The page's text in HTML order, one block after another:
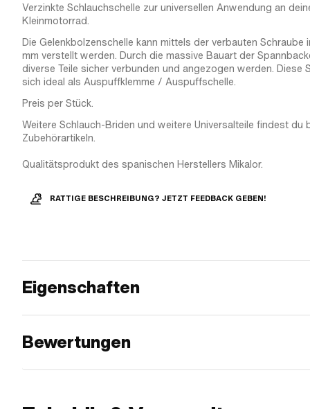
Verzinkte Schlauchschelle zur universellen Anwendung an
Kleinmotorrad.
Die Gelenkbolzenschelle kann mittels der verbauten Schraube
mm verstellt werden. Durch die massive Bauart der
diverse Teile sicher verbunden und angezogen werden. Diese
sich ideal als Auspuffklemme / Auspuffschelle.
Preis per Stück.
Weitere Schlauch-Briden und weitere Universalteile findest du
Zubehörartikeln.
Qualitätsprodukt des spanischen Herstellers Mikalor.
RATTIGE BESCHREIBUNG? JETZT FEEDBACK GEBEN!
Eigenschaften
Bewertungen